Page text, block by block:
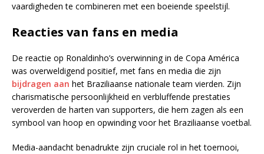
vaardigheden te combineren met een boeiende speelstijl.
Reacties van fans en media
De reactie op Ronaldinho’s overwinning in de Copa América
was overweldigend positief, met fans en media die zijn
bijdragen aan het Braziliaanse nationale team vierden. Zijn
charismatische persoonlijkheid en verbluffende prestaties
veroverden de harten van supporters, die hem zagen als een
symbool van hoop en opwinding voor het Braziliaanse voetbal.
Media-aandacht benadrukte zijn cruciale rol in het toernooi,